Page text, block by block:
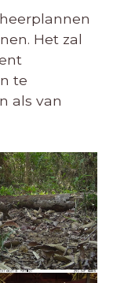
Het zal
te
als van